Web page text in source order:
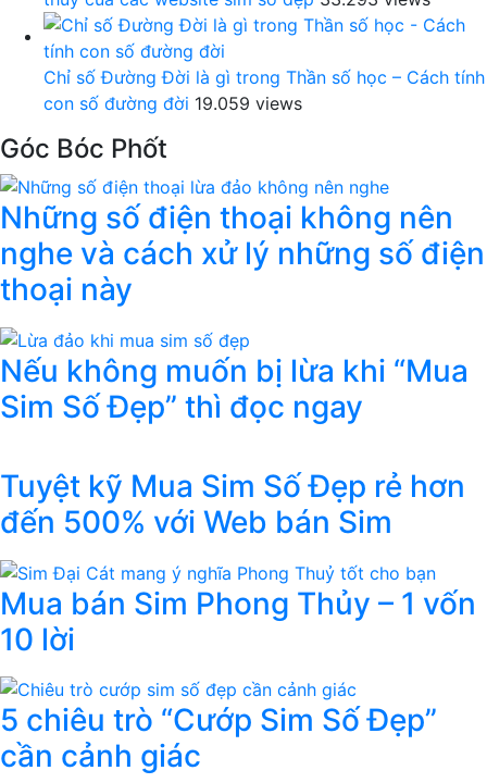
Chỉ số Đường Đời là gì trong Thần số học – Cách tính
con số đường đời 19.059 views
Góc Bóc Phốt
Những số điện thoại không nên
nghe và cách xử lý những số điện
thoại này
Nếu không muốn bị lừa khi “Mua
Sim Số Đẹp” thì đọc ngay
Tuyệt kỹ Mua Sim Số Đẹp rẻ hơn
đến 500% với Web bán Sim
Mua bán Sim Phong Thủy – 1 vốn
10 lời
5 chiêu trò “Cướp Sim Số Đẹp”
cần cảnh giác